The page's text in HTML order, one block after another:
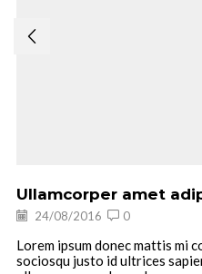
Ullamcorper amet
24/08/2016 0
Lorem ipsum donec mattis mi
sociosqu justo id ultrices